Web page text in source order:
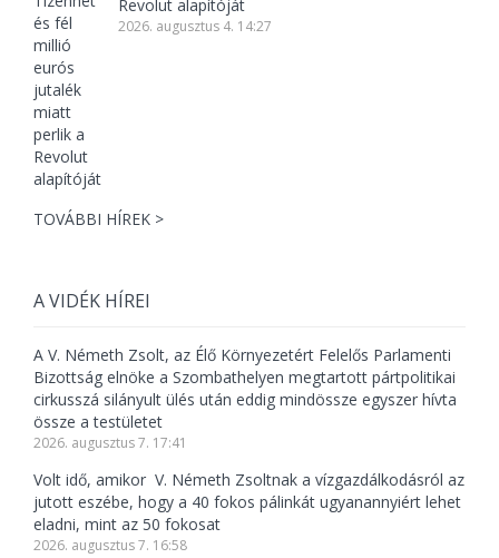
Revolut alapítóját
2026. augusztus 4. 14:27
TOVÁBBI HÍREK >
A VIDÉK HÍREI
A V. Németh Zsolt, az Élő Környezetért Felelős Parlamenti
Bizottság elnöke a Szombathelyen megtartott pártpolitikai
cirkusszá silányult ülés után eddig mindössze egyszer hívta
össze a testületet
2026. augusztus 7. 17:41
Volt idő, amikor V. Németh Zsoltnak a vízgazdálkodásról az
jutott eszébe, hogy a 40 fokos pálinkát ugyanannyiért lehet
eladni, mint az 50 fokosat
2026. augusztus 7. 16:58